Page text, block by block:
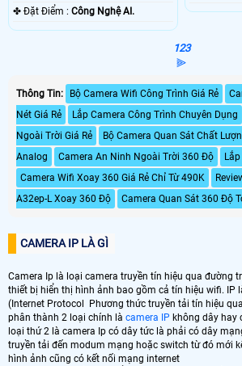
️✤ Đặt Điểm : Công Nghệ AI.
123
⫸
Thông Tin: Bộ Camera Wifi Công Trình Giá Rẻ
Nét Giá Rẻ
Lắp Camera Công Trình Chuyên Dụng
Ngoài Trời Giá Rẻ
Bộ Camera Quan Sát Chất
Analog
Camera An Ninh Ngoài Trời 360 Độ
Camera Wifi Xoay 360 Giá Rẻ Chỉ Từ 490K
A32ep-L Xoay 360 Độ
Camera Quan Sát 360 Độ
CAMERA IP LÀ GÌ
Camera Ip là loại camera truyền tín hiệu qua đường
thiết bị hiển thị hình ảnh bao gồm cả tín hiệu wifi. IP
(Internet Protocol Phương thức truyền tải tín hiệu
phân thành 2 loại chính là camera IP không dây hay
loại thứ 2 là camera Ip có dây tức là phải có dây
truyền tải đến modum mạng hoặc switch từ đó mới
hình ảnh cũng có kết nối mạng internet